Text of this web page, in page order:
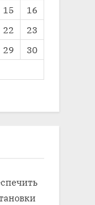
15
16
22
23
29
30